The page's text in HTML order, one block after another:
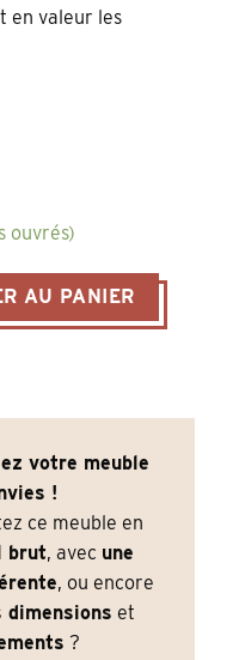
en valeur les
ouvrés)
en pin massif ciré
AU PANIER
votre meuble
!
ce meuble en
brut, avec une
, ou encore
et
?